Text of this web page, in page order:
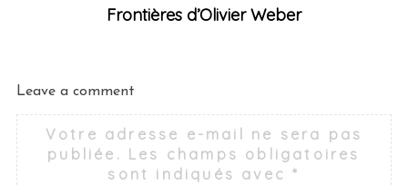
Frontières d’Olivier Weber
Leave a comment
Votre adresse e-mail ne sera pas
publiée. Les champs obligatoires
sont indiqués avec*